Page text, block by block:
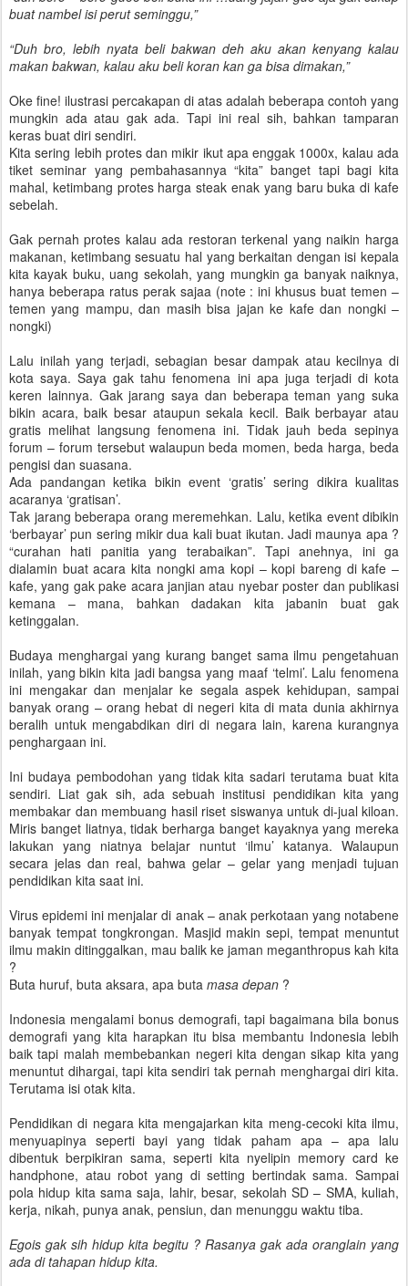
buat nambel isi perut seminggu,”
“Duh bro, lebih nyata beli bakwan deh aku akan kenyang kalau
makan bakwan, kalau aku beli koran kan ga bisa dimakan,”
Oke fine! ilustrasi percakapan di atas adalah beberapa contoh yang
mungkin ada atau gak ada. Tapi ini real sih, bahkan tamparan
keras buat diri sendiri.
Kita sering lebih protes dan mikir ikut apa enggak 1000x, kalau ada
tiket seminar yang pembahasannya “kita” banget tapi bagi kita
mahal, ketimbang protes harga steak enak yang baru buka di kafe
sebelah.
Gak pernah protes kalau ada restoran terkenal yang naikin harga
makanan, ketimbang sesuatu hal yang berkaitan dengan isi kepala
kita kayak buku, uang sekolah, yang mungkin ga banyak naiknya,
hanya beberapa ratus perak sajaa (note : ini khusus buat temen –
temen yang mampu, dan masih bisa jajan ke kafe dan nongki –
nongki)
Lalu inilah yang terjadi, sebagian besar dampak atau kecilnya di
kota saya. Saya gak tahu fenomena ini apa juga terjadi di kota
keren lainnya. Gak jarang saya dan beberapa teman yang suka
bikin acara, baik besar ataupun sekala kecil. Baik berbayar atau
gratis melihat langsung fenomena ini. Tidak jauh beda sepinya
forum – forum tersebut walaupun beda momen, beda harga, beda
pengisi dan suasana.
Ada pandangan ketika bikin event ‘gratis’ sering dikira kualitas
acaranya ‘gratisan’.
Tak jarang beberapa orang meremehkan. Lalu, ketika event dibikin
‘berbayar’ pun sering mikir dua kali buat ikutan. Jadi maunya apa ?
“curahan hati panitia yang terabaikan”. Tapi anehnya, ini ga
dialamin buat acara kita nongki ama kopi – kopi bareng di kafe –
kafe, yang gak pake acara janjian atau nyebar poster dan publikasi
kemana – mana, bahkan dadakan kita jabanin buat gak
ketinggalan.
Budaya menghargai yang kurang banget sama ilmu pengetahuan
inilah, yang bikin kita jadi bangsa yang maaf ‘telmi’. Lalu fenomena
ini mengakar dan menjalar ke segala aspek kehidupan, sampai
banyak orang – orang hebat di negeri kita di mata dunia akhirnya
beralih untuk mengabdikan diri di negara lain, karena kurangnya
penghargaan ini.
Ini budaya pembodohan yang tidak kita sadari terutama buat kita
sendiri. Liat gak sih, ada sebuah institusi pendidikan kita yang
membakar dan membuang hasil riset siswanya untuk di-jual kiloan.
Miris banget liatnya, tidak berharga banget kayaknya yang mereka
lakukan yang niatnya belajar nuntut ‘ilmu’ katanya. Walaupun
secara jelas dan real, bahwa gelar – gelar yang menjadi tujuan
pendidikan kita saat ini.
Virus epidemi ini menjalar di anak – anak perkotaan yang notabene
banyak tempat tongkrongan. Masjid makin sepi, tempat menuntut
ilmu makin ditinggalkan, mau balik ke jaman meganthropus kah kita
?
Buta huruf, buta aksara, apa buta masa depan ?
Indonesia mengalami bonus demografi, tapi bagaimana bila bonus
demografi yang kita harapkan itu bisa membantu Indonesia lebih
baik tapi malah membebankan negeri kita dengan sikap kita yang
menuntut dihargai, tapi kita sendiri tak pernah menghargai diri kita.
Terutama isi otak kita.
Pendidikan di negara kita mengajarkan kita meng-cecoki kita ilmu,
menyuapinya seperti bayi yang tidak paham apa – apa lalu
dibentuk berpikiran sama, seperti kita nyelipin memory card ke
handphone, atau robot yang di setting bertindak sama. Sampai
pola hidup kita sama saja, lahir, besar, sekolah SD – SMA, kuliah,
kerja, nikah, punya anak, pensiun, dan menunggu waktu tiba.
Egois gak sih hidup kita begitu ? Rasanya gak ada oranglain yang
ada di tahapan hidup kita.